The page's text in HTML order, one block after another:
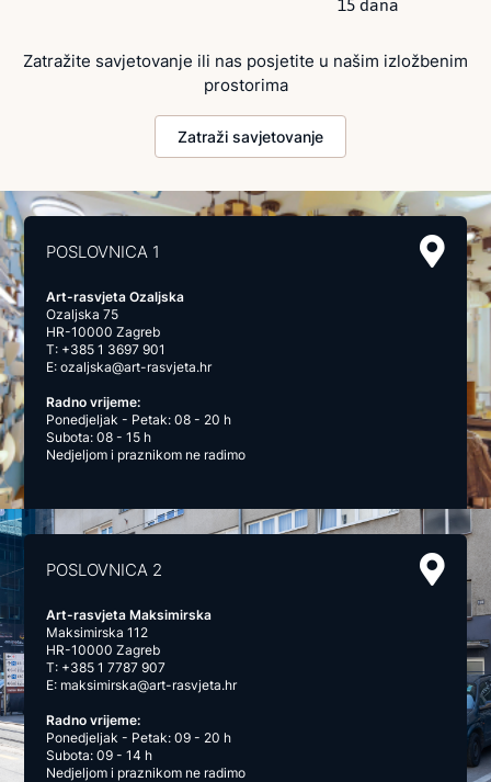
Zatražite savjetovanje ili nas posjetite u našim izložbenim
prostorima
Zatraži savjetovanje
POSLOVNICA 1
Art-rasvjeta Ozaljska
Ozaljska 75
HR-10000 Zagreb
T: +385 1 3697 901
E:ozaljska@art-rasvjeta.hr
Radno vrijeme:
Ponedjeljak - Petak: 08 - 20 h
Subota: 08 - 15 h
Nedjeljom i praznikom ne radimo
POSLOVNICA 2
Art-rasvjeta Maksimirska
Maksimirska 112
HR-10000 Zagreb
T: +385 1 7787 907
E: maksimirska@art-rasvjeta.hr
Radno vrijeme:
Ponedjeljak - Petak: 09 - 20 h
Subota: 09 - 14 h
Nedjeljom i praznikom ne radimo